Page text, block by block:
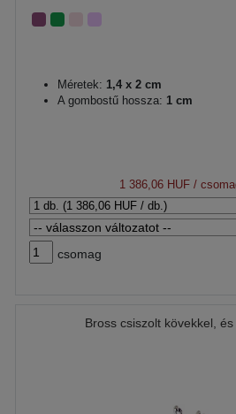
Méretek: 1,4 x 2 cm
A gombostű hossza: 1 cm
1 386,06 HUF/
csomag
Bross csiszolt kövekkel,